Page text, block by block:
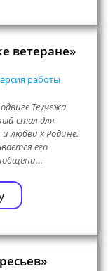
ветеране»
работы
Теучежа
стал для
любви к Родине.
его